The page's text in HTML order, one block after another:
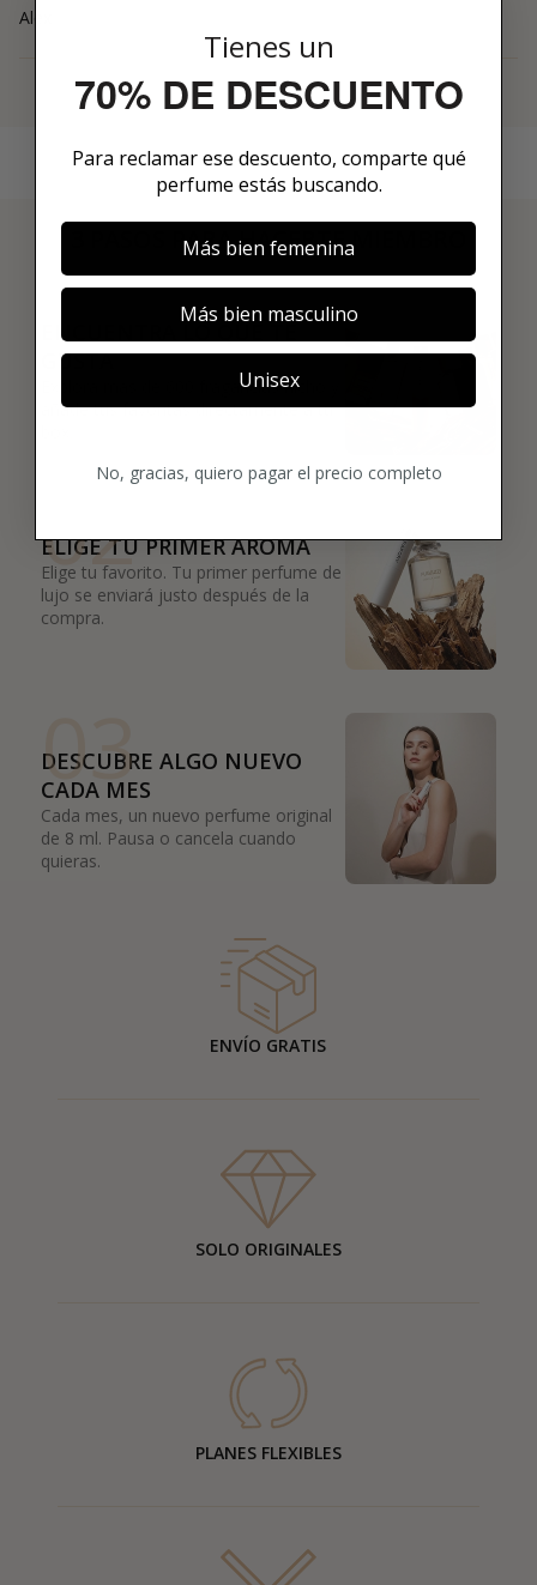
Alex
Ver más
3 PASOS PARA HACERTE MIEMBRO
01
ENCUENTRA LO QUE TE
GUSTA
Explora más de 600 fragancias nicho y
añade tus favoritas directamente a tu
02
ELIGE TU PRIMER AROMA
Elige tu favorito. Tu primer perfume de
lujo se enviará justo después de la
compra.
03
DESCUBRE ALGO NUEVO
CADA MES
Cada mes, un nuevo perfume original
de 8 ml. Pausa o cancela cuando
quieras.
ENVÍO GRATIS
SOLO ORIGINALES
PLANES FLEXIBLES
Tienes un
70% DE DESCUENTO
Para reclamar ese descuento, comparte qué
perfume estás buscando.
Más bien femenina
Más bien masculino
Unisex
No, gracias, quiero pagar el precio completo